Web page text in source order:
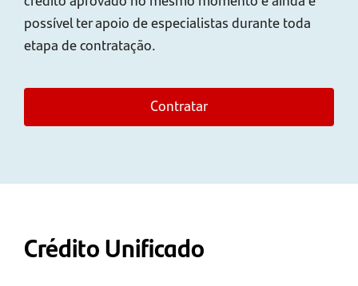
possível ter apoio de especialistas durante toda
etapa de contratação.
Contratar
Crédito Unificado